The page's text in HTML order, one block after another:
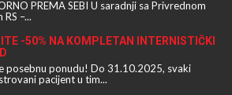
PREMA SEBI U saradnji sa Privrednom
–...
-50% NA KOMPLETAN INTERNISTIČKI
posebnu ponudu! Do 31.10.2025, svaki
pacijent u tim...